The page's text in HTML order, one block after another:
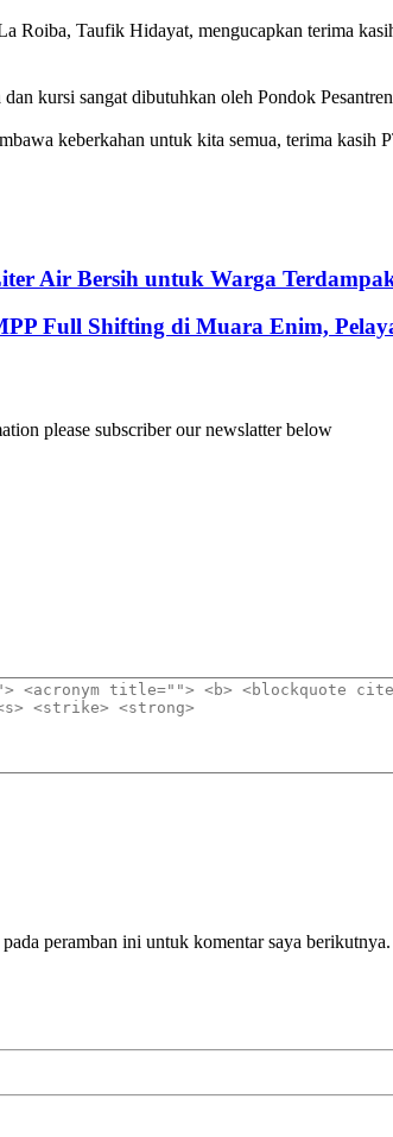
Roiba, Taufik Hidayat, mengucapkan terima
kursi sangat dibutuhkan oleh Pondok
keberkahan untuk kita semua, terima
Air Bersih untuk Warga
Full Shifting di Muara Enim,
please subscriber our newslatter below
peramban ini untuk komentar saya berikutnya.